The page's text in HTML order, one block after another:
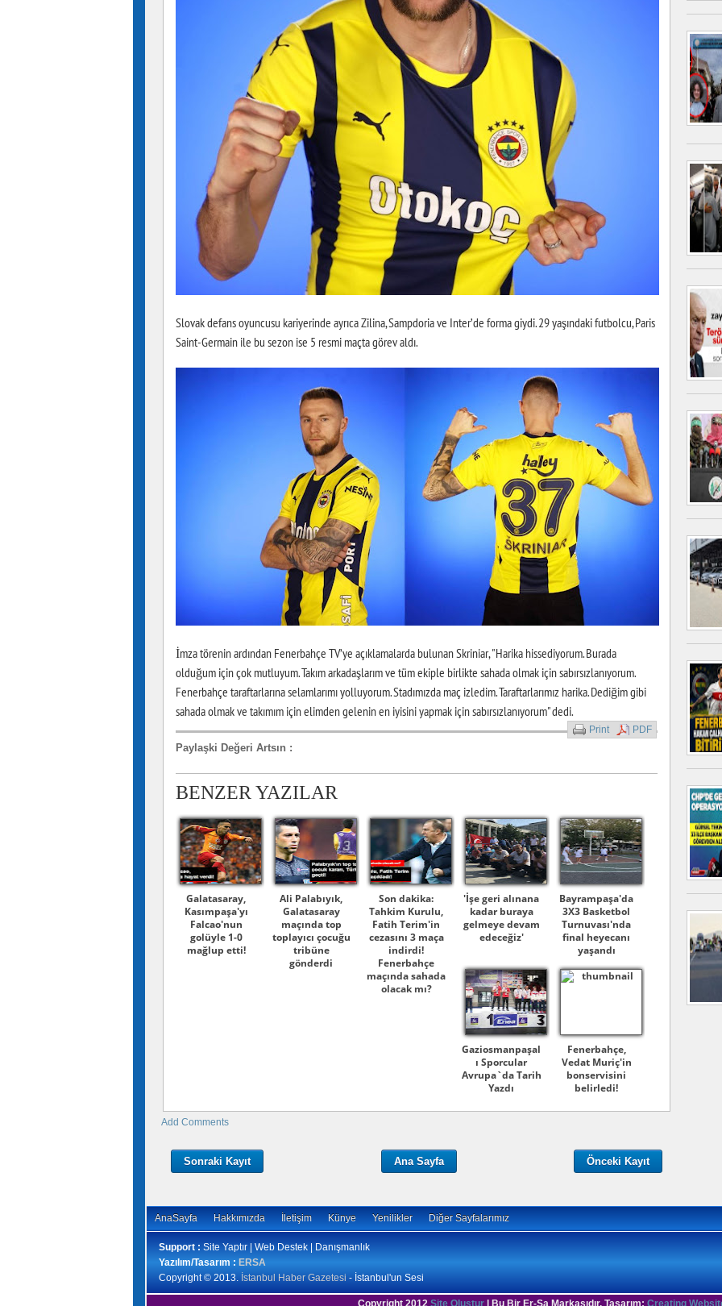
Slovak defans oyuncusu kariyerinde ayrıca Zilina, Sampdoria ve Inter’de forma giydi. 29 yaşındaki futbolcu, Paris
Saint-Germain ile bu sezon ise 5 resmi maçta görev aldı.
İmza törenin ardından Fenerbahçe TV’ye açıklamalarda bulunan Skriniar, "Harika hissediyorum. Burada
olduğum için çok mutluyum. Takım arkadaşlarım ve tüm ekiple birlikte sahada olmak için sabırsızlanıyorum.
Fenerbahçe taraftarlarına selamlarımı yolluyorum. Stadımızda maç izledim. Taraftarlarımız harika. Dediğim gibi
sahada olmak ve takımım için elimden gelenin en iyisini yapmak için sabırsızlanıyorum" dedi.
Paylaşki Değeri Artsın :
Print PDF
BENZER YAZILAR
Galatasaray,
Kasımpaşa'yı
Falcao'nun
golüyle 1-0
mağlup etti!
Ali Palabıyık,
Galatasaray
maçında top
toplayıcı çocuğu
tribüne
gönderdi
Son dakika:
Tahkim Kurulu,
Fatih Terim'in
cezasını 3 maça
indirdi!
Fenerbahçe
maçında sahada
olacak mı?
'İşe geri alınana
kadar buraya
gelmeye devam
edeceğiz'
Bayrampaşa'da
3X3 Basketbol
Turnuvası'nda
final heyecanı
yaşandı
Gaziosmanpaşal
ı Sporcular
Avrupa`da Tarih
Yazdı
Fenerbahçe,
Vedat Muriç'in
bonservisini
belirledi!
Add Comments
Sonraki Kayıt Önceki Kayıt
Ana Sayfa
AnaSayfa Hakkımızda İletişim Künye Yenilikler Diğer Sayfalarımız
Support : Site Yaptır | Web Destek | Danışmanlık
Yazılım/Tasarım : ERSA
Copyright © 2013. İstanbul Haber Gazetesi - İstanbul'un Sesi